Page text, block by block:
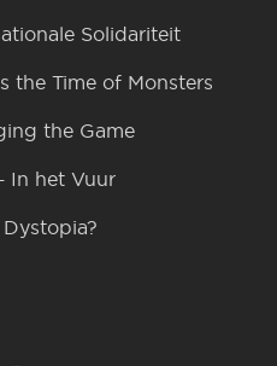
Solidariteit
the Time of Monsters
the Game
In het Vuur